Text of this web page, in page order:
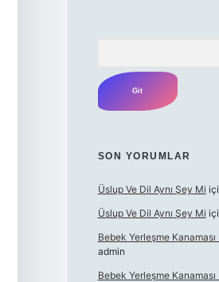
SON YORUMLAR
Üslup Ve Dil Aynı Şey Mi
Üslup Ve Dil Aynı Şey Mi
Bebek Yerleşme Kanaması
admin
Bebek Yerleşme Kanaması